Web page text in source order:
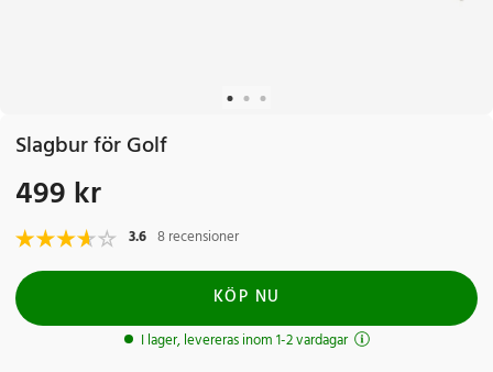
Slagbur för Golf
Pris:499 kr
499 kr
3.6 8 recensioner
KÖP NU
I lager, levereras inom 1-2 vardagar